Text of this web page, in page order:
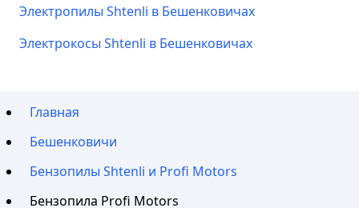
Электропилы Shtenli в Бешенковичах
Электрокосы Shtenli в Бешенковичах
Главная
Бешенковичи
Бензопилы Shtenli и Profi Motors
Бензопила Profi Motors